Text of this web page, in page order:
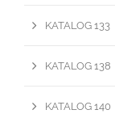
KATALOG 133
KATALOG 138
KATALOG 140